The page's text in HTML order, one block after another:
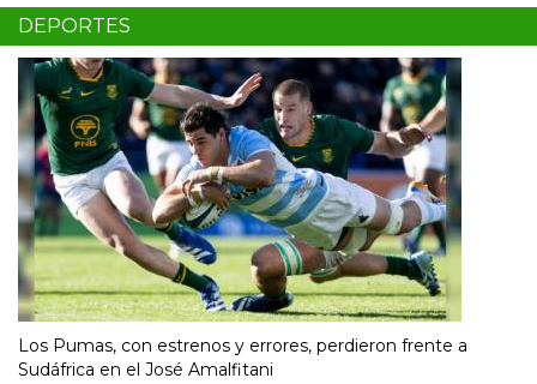
DEPORTES
Los Pumas, con estrenos y errores, perdieron frente a
Sudáfrica en el José Amalfitani